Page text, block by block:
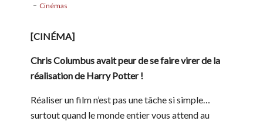
Cinémas
[CINÉMA]
Chris Columbus avait peur de se faire virer de la
réalisation de Harry Potter !
Réaliser un film n’est pas une tâche si simple…
surtout quand le monde entier vous attend au